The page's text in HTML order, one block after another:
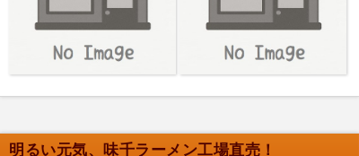
明るい元気、味千ラーメン工場直売！